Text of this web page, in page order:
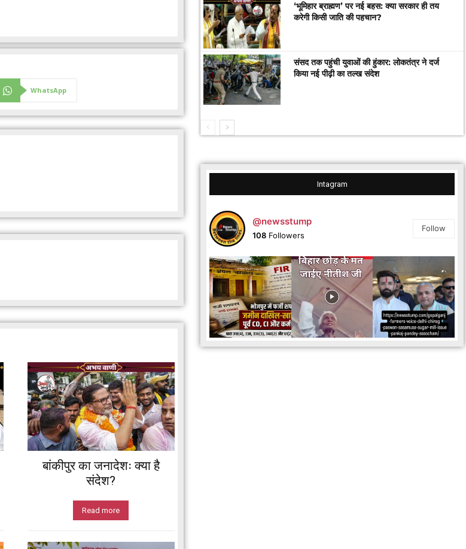
WhatsApp
बांकीपुर का जनादेशः क्या है
संदेश?
Read more
‘भूमिहार ब्राह्मण’ पर नई बहस: क्या सरकार ही तय
करेगी किसी जाति की पहचान?
संसद तक पहुंची युवाओं की हुंकार: लोकतंत्र ने दर्ज
किया नई पीढ़ी का तल्ख संदेश
Intagram
@newsstump
108 Followers
Follow